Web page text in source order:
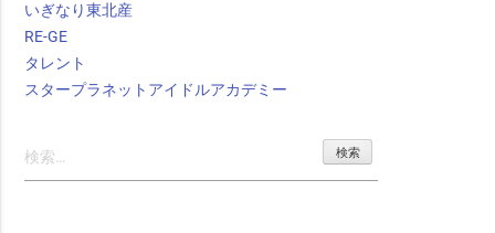
いぎなり東北産
RE-GE
タレント
スタープラネットアイドルアカデミー
索: